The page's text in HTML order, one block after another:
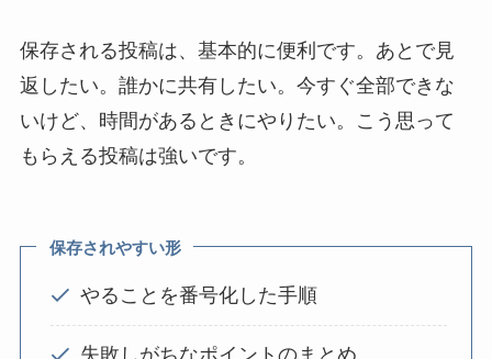
保存される投稿は、基本的に便利です。あとで見
返したい。誰かに共有したい。今すぐ全部できな
いけど、時間があるときにやりたい。こう思って
もらえる投稿は強いです。
保存されやすい形
やることを番号化した手順